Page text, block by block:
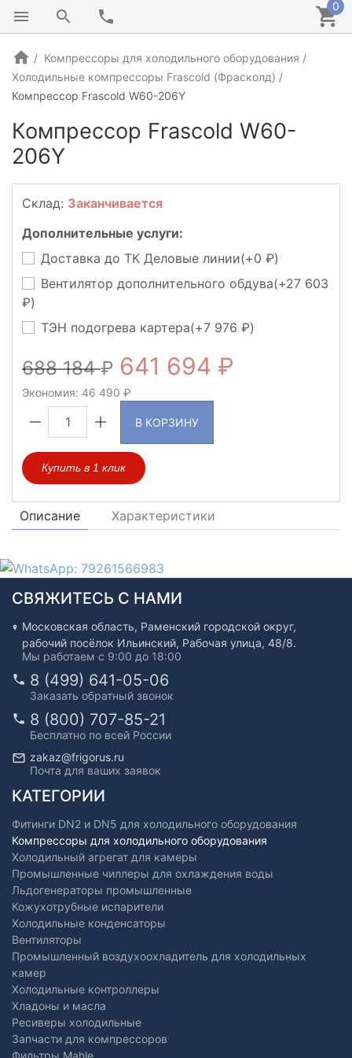
0
Компрессоры для холодильного оборудования
Холодильные компрессоры Frascold (Фрасколд)
Компрессор Frascold W60-206Y
Компрессор Frascold W60-
206Y
ИТАЛИЯ
Склад: Заканчивается
Дополнительные услуги:
Доставка до ТК Деловые линии(+0
)
Вентилятор дополнительного обдува(+27 603
)
ТЭН подогрева картера(+7 976 )
688 184 641 694
Экономия: 46 490
В КОРЗИНУ
Купить в 1 клик
Описание Характеристики
СВЯЖИТЕСЬ С НАМИ
Московская область, Раменский городской округ,
рабочий посёлок Ильинский, Рабочая улица, 48/8.
Мы работаем с 9:00 до 18:00
8 (499) 641-05-06
Заказать обратный звонок
8 (800) 707-85-21
Бесплатно по всей России
zakaz@frigorus.ru
Почта для ваших заявок
КАТЕГОРИИ
Фитинги DN2 и DN5 для холодильного оборудования
Компрессоры для холодильного оборудования
Холодильный агрегат для камеры
Промышленные чиллеры для охлаждения воды
Льдогенераторы промышленные
Кожухотрубные испарители
Холодильные конденсаторы
Вентиляторы
Промышленный воздухоохладитель для холодильных
камер
Холодильные контроллеры
Хладоны и масла
Ресиверы холодильные
Запчасти для компрессоров
Фильтры Mahle